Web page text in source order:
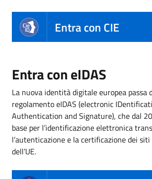
Entra con CIE
Entra con eIDAS
La nuova identità digitale europea passa
regolamento eIDAS (electronic
Authentication and Signature), che dal
base per l’identificazione elettronica
l’autenticazione e la certificazione dei
dell’UE.